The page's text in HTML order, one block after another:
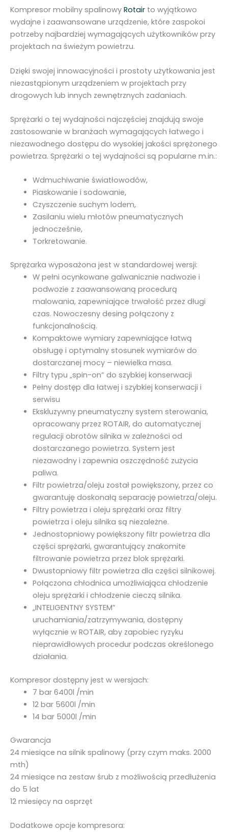
6
m
3
R
i
r
M
D
Kompresor mobilny spalinowy Rotair to wyjątkowo
wydajne i zaawansowane urządzenie, które zaspokoi
potrzeby najbardziej wymagających użytkowników przy
projektach na świeżym powietrzu.
Dzięki swojej innowacyjności i prostoty użytkowania jest
niezastąpionym urządzeniem w projektach przy
drogowych lub innych zewnętrznych zadaniach.
Sprężarki o tej wydajności najczęściej znajdują swoje
zastosowanie w branżach wymagających łatwego i
niezawodnego dostępu do wysokiej jakości sprężonego
powietrza. Sprężarki o tej wydajności są popularne m.in.:
Wdmuchiwanie światłowodów,
Piaskowanie i sodowanie,
Czyszczenie suchym lodem,
Zasilaniu wielu młotów pneumatycznych
jednocześnie,
Torkretowanie.
Sprężarka wyposażona jest w standardowej wersji:
W pełni ocynkowane galwanicznie nadwozie i
podwozie z zaawansowaną procedurą
malowania, zapewniające trwałość przez długi
czas. Nowoczesny desing połączony z
funkcjonalnością.
Kompaktowe wymiary zapewniające łatwą
obsługę i optymalny stosunek wymiarów do
dostarczanej mocy – niewielka masa.
Filtry typu „spin-on” do szybkiej konserwacji
Pełny dostęp dla łatwej i szybkiej konserwacji i
serwisu
Ekskluzywny pneumatyczny system sterowania,
opracowany przez ROTAIR, do automatycznej
regulacji obrotów silnika w zależności od
dostarczanego powietrza. System jest
niezawodny i zapewnia oszczędność zużycia
paliwa.
Filtr powietrza/oleju został powiększony, przez co
gwarantuję doskonałą separację powietrza/oleju.
Filtry powietrza i oleju sprężarki oraz filtry
powietrza i oleju silnika są niezależne.
Jednostopniowy powiększony filtr powietrza dla
części sprężarki, gwarantujący znakomite
filtrowanie powietrza przez blok sprężarki.
Dwustopniowy filtr powietrza dla części silnikowej.
Połączona chłodnica umożliwiająca chłodzenie
oleju sprężarki i chłodzenie cieczą silnika.
„INTELIGENTNY SYSTEM”
uruchamiania/zatrzymywania, dostępny
wyłącznie w ROTAIR, aby zapobiec ryzyku
nieprawidłowych procedur podczas określonego
działania.
Kompresor dostępny jest w wersjach:
7 bar 6400l /min
12 bar 5600l /min
14 bar 5000l /min
Gwarancja
24 miesiące na silnik spalinowy (przy czym maks. 2000
mth)
24 miesiące na zestaw śrub z możliwością przedłużenia
do 5 lat
12 miesięcy na osprzęt
Dodatkowe opcje kompresora: